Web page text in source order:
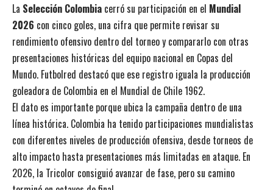
La Selección Colombia cerró su participación en el Mundial
2026 con cinco goles, una cifra que permite revisar su
rendimiento ofensivo dentro del torneo y compararlo con otras
presentaciones históricas del equipo nacional en Copas del
Mundo. Futbolred destacó que ese registro iguala la producción
goleadora de Colombia en el Mundial de Chile 1962.
El dato es importante porque ubica la campaña dentro de una
línea histórica. Colombia ha tenido participaciones mundialistas
con diferentes niveles de producción ofensiva, desde torneos de
alto impacto hasta presentaciones más limitadas en ataque. En
2026, la Tricolor consiguió avanzar de fase, pero su camino